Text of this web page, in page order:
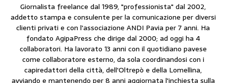
Giornalista freelance dal 1989, "professionista" dal 2002,
addetto stampa e consulente per la comunicazione per diversi
clienti privati e con l'associazione ANDI Pavia per 7 anni. Ha
fondato AgipaPress che dirige dal 2000; ad oggi ha 4
collaboratori. Ha lavorato 13 anni con il quotidiano pavese
come collaboratore esterno, da sola coordinandosi con i
capiredattori della città, dell'Oltrepò e della Lomellina,
avviando e mantenendo per 8 anni aggiornata l'inchiesta sulla